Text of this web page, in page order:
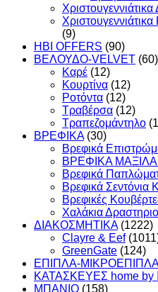
(9)
HBI OFFERS (90)
ΒΕΛΟΥΔΟ-VELVET (60)
Καρέ (12)
Κουρτίνα (12)
Ροτόντα (12)
Τραβέρσα (12)
Τραπεζομάντηλο
ΒΡΕΦΙΚΑ (30)
Βρεφικά
ΒΡΕΦΙΚΑ
Βρεφικά
Βρεφικά Σεντόνια
Βρεφικές
Χαλάκια
ΔΙΑΚΟΣΜΗΤΙΚΑ (1222)
Clayre & Eef
GreenGate (124)
ΕΠΙΠΛΑ-ΜΙΚΡΟΕΠΙΠΛΑ
ΚΑΤΑΣΚΕΥΕΣ home by
ΜΠΑΝΙΟ (158)